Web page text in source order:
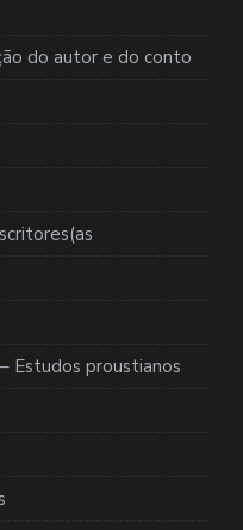
do autor e do conto
Estudos proustianos